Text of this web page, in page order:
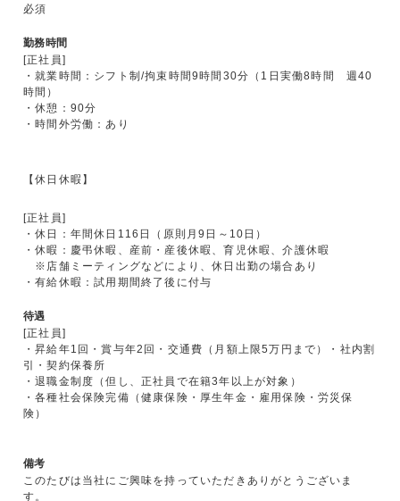
必須
勤務時間
[正社員]
・就業時間：シフト制/拘束時間9時間30分（1日実働8時間 週40
時間）
・休憩：90分
・時間外労働：あり
【休日休暇】
[正社員]
・休日：年間休日116日（原則月9日～10日）
・休暇：慶弔休暇、産前・産後休暇、育児休暇、介護休暇
※店舗ミーティングなどにより、休日出勤の場合あり
・有給休暇：試用期間終了後に付与
待遇
[正社員]
・昇給年1回・賞与年2回・交通費（月額上限5万円まで）・社内割
引・契約保養所
・退職金制度（但し、正社員で在籍3年以上が対象）
・各種社会保険完備（健康保険・厚生年金・雇用保険・労災保
険）
備考
このたびは当社にご興味を持っていただきありがとうございま
す。